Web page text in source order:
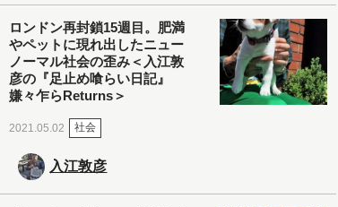
ロンドン再封鎖15週目。肥満
やペットに現れ出したニュー
ノーマル社会の歪み＜入江敦
彦の『足止め喰らい日記』
嫌々乍らReturns＞
2021.05.02 社会
入江敦彦